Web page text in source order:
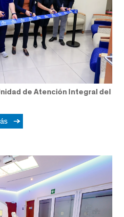
de Atención Integral del